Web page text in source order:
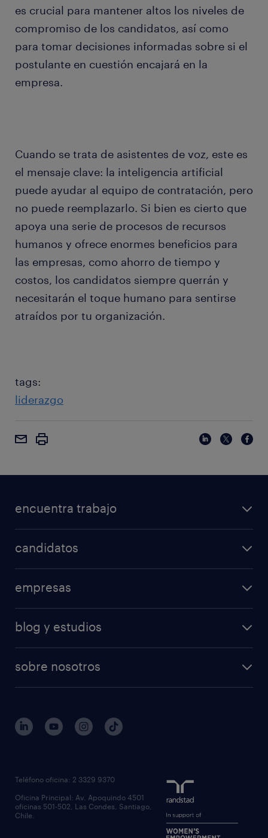
es crucial para mantener altos los niveles de
compromiso de los candidatos, así como
para tomar decisiones informadas sobre si el
postulante en cuestión encajará en la
empresa.
Cuando se trata de asistentes de voz, este es
el mensaje clave: la inteligencia artificial
puede ayudar al equipo de contratación, pero
no puede reemplazarlo. Si bien es cierto que
apoya una serie de procesos de recursos
humanos y ofrece enormes beneficios para
las empresas, como ahorro de tiempo y
costos, los candidatos siempre querrán y
necesitarán el toque humano para sentirse
atraídos por tu organización.
tags:
liderazgo
encuentra trabajo
candidatos
empresas
blog y estudios
sobre nosotros
Teléfono oficina: 2 3329 9370
Oficina Principal: Av. Apoquindo 4501
oficinas 501-502, Las Condes, Santiago,
Chile.